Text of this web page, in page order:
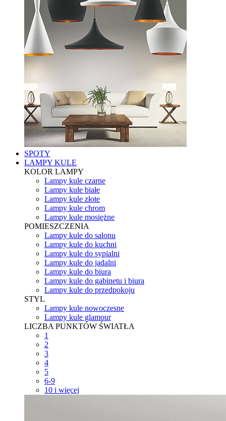
SPOTY
LAMPY KULE
KOLOR LAMPY
Lampy kule czarne
Lampy kule białe
Lampy kule złote
Lampy kule chrom
Lampy kule mosiężne
POMIESZCZENIA
Lampy kule do salonu
Lampy kule do kuchni
Lampy kule do sypialni
Lampy kule do jadalni
Lampy kule do biura
Lampy kule do gabinetu i biura
Lampy kule do przedpokoju
STYL
Lampy kule nowoczesne
Lampy kule glamour
LICZBA PUNKTÓW ŚWIATŁA
1
2
3
4
5
6-9
10 i więcej